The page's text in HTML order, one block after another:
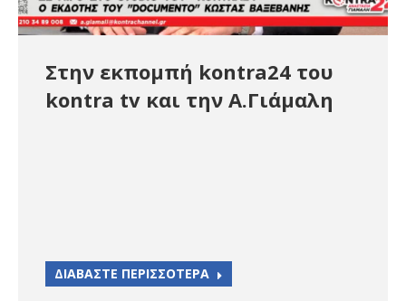
Στην εκπομπή kontra24 του
kontra tv και την Α.Γιάμαλη
ΔΙΑΒΑΣΤΕ ΠΕΡΙΣΣΟΤΕΡΑ